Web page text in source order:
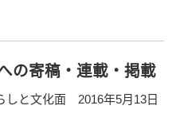
の寄稿・連載・掲載
と文化面 2016年5月13日